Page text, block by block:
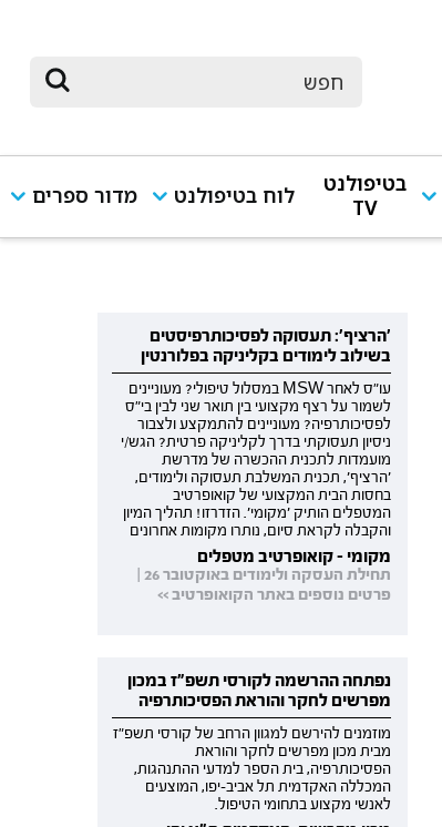
בטיפולנט
TV
לוח בטיפולנט מדור ספרים
'הרציף': תעסוקה לפסיכותרפיסטים
בשילוב לימודים בקליניקה בפלורנטין
עו"ס לאחר MSW במסלול טיפולי? מעוניינים
לשמור על רצף מקצועי בין תואר שני לבין בי"ס
לפסיכותרפיה? מעוניינים להתמקצע ולצבור
ניסיון תעסוקתי בדרך לקליניקה פרטית? הגש/י
מועמדות לתכנית ההכשרה של מדרשת
'הרציף', תכנית המשלבת תעסוקה ולימודים,
בחסות הבית המקצועי של קואופרטיב
המטפלים הותיק 'מקומי'. הזדרזו! תהליך המיון
והקבלה לקראת סיום, נותרו מקומות אחרונים
מקומי - קואופרטיב מטפלים
תחילת העסקה ולימודים באוקטובר 26 |
פרטים נוספים באתר הקואופרטיב >>
נפתחה ההרשמה לקורסי תשפ"ז במכון
מפרשים לחקר והוראת הפסיכותרפיה
מוזמנים להירשם למגוון הרחב של קורסי תשפ"ז
מבית מכון מפרשים לחקר והוראת
הפסיכותרפיה, בית הספר למדעי ההתנהגות,
המכללה האקדמית תל אביב-יפו, המוצעים
לאנשי מקצוע בתחומי הטיפול.